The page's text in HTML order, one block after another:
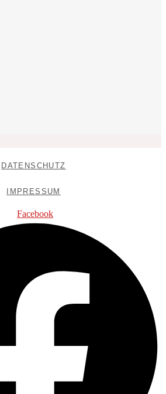
DATENSCHUTZ
IMPRESSUM
Facebook